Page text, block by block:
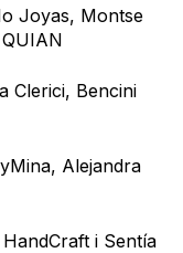
Joyas, Montse
Clerici, Bencini
Alejandra
i Sentía